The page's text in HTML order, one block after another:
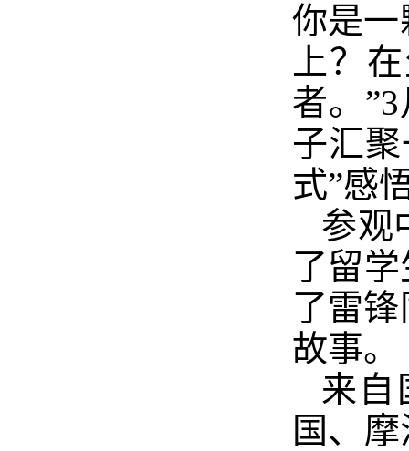
你是
上？
者。
子汇
式”感
参观
了留
了雷
故事。
来自
国、